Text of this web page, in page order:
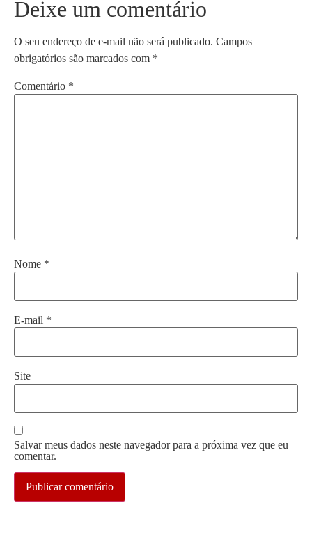
Deixe um comentário
O seu endereço de e-mail não será publicado. Campos
obrigatórios são marcados com *
Comentário *
Nome *
E-mail *
Site
Salvar meus dados neste navegador para a próxima vez que eu
comentar.